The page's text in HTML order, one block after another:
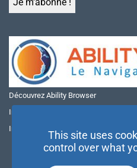
Découvrez Ability Browser
Installer Ability Browser sur Windows
Installer Ability Browser sur Mac
This site uses
control over what